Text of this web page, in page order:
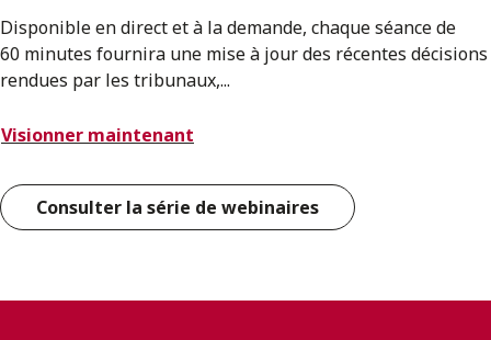
Disponible en direct et à la demande, chaque séance de
60 minutes fournira une mise à jour des récentes décisions
rendues par les tribunaux,...
Visionner maintenant
Consulter la série de webinaires